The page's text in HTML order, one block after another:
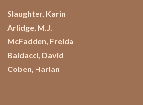
Slaughter, Karin
Arlidge, M.J.
McFadden, Freida
Baldacci, David
Coben, Harlan